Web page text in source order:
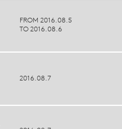
FROM 2016.08.5
TO 2016.08.6
2016.08.7